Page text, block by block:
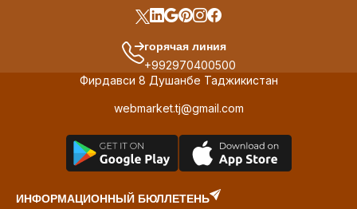
горячая линия
+992970400500
Фирдавси 8 Душанбе Таджикистан
webmarket.tj@gmail.com
ИНФОРМАЦИОННЫЙ БЮЛЛЕТЕНЬ